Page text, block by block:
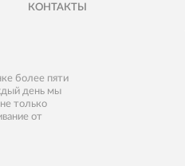
КОНТАКТЫ
более пяти
день мы
только
от